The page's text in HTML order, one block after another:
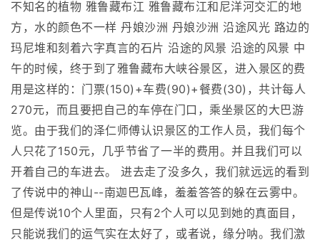
不知名的植物 雅鲁藏布江 雅鲁藏布江和尼洋河交汇的地
方，水的颜色不一样 丹娘沙洲 丹娘沙洲 沿途风光 路边的
玛尼堆和刻着六字真言的石片 沿途的风景 沿途的风景 中
午的时候，终于到了雅鲁藏布大峡谷景区，进入景区的费
用是这样的：门票(150)+车费(90)+餐费(30)，共计每人
270元，而且要把自己的车停在门口，乘坐景区的大巴游
览。由于我们的泽仁师傅认识景区的工作人员，我们每个
人只花了150元，几乎节省了一半的费用。并且我们可以
开着自己的车进去。 进去走了没多久，我们就远远的看到
了传说中的神山--南迦巴瓦峰，羞羞答答的躲在云雾中。
但是传说10个人里面，只有2个人可以见到她的真面目，
只能说我们的运气实在太好了，或者说，缘分呐。我们激